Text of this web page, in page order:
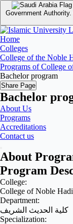
Government Authority.
Home
Colleges
College of the Noble
Programs of College
Bachelor program
Share Page
Bachelor
About Us
Programs
Accreditations
Contact us
About
Program
College:
College of Noble
Department:
كلية الحديث الشريف
Specialization: